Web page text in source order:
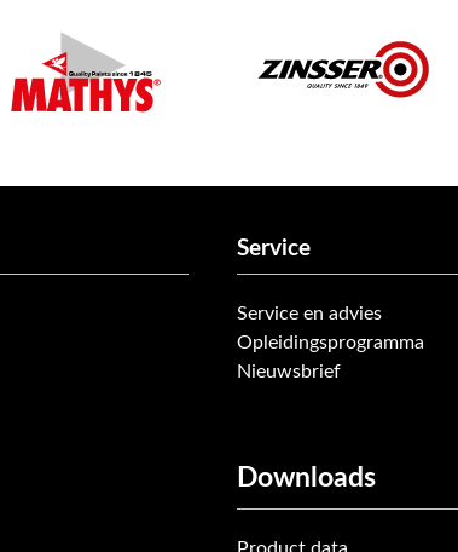
Service
Service en advies
Opleidingsprogramma
Nieuwsbrief
Downloads